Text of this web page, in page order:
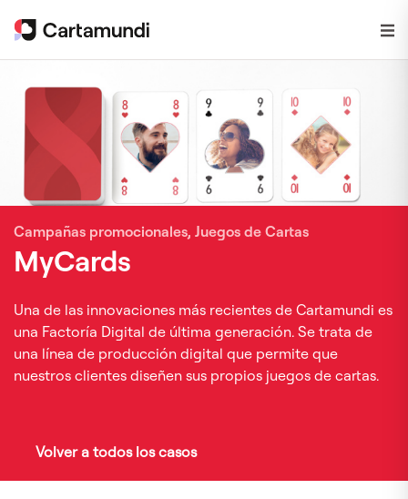
Campañas promocionales, Juegos de Cartas
MyCards
Una de las innovaciones más recientes de Cartamundi es
una Factoría Digital de última generación. Se trata de
una línea de producción digital que permite que
nuestros clientes diseñen sus propios juegos de cartas.
Volver a todos los casos